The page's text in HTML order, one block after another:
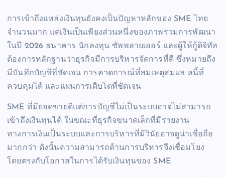
การเข้าถึงแหล่งเงินทุนยังคงเป็นปัญหาหลักของ SME ไทย
จำนวนมาก แต่เงินเป็นเพียงส่วนหนึ่งของภาพรวมการพัฒนา
ในปี 2026 ธนาคาร นักลงทุน ซัพพลายเออร์ และผู้ให้กู้ดิจิทัล
ต้องการหลักฐานว่าธุรกิจมีการบริหารจัดการที่ดี ซึ่งหมายถึง
มีบันทึกบัญชีที่ชัดเจน การคาดการณ์ที่สมเหตุสมผล หนี้ที่
ควบคุมได้ และแผนการเติบโตที่ชัดเจน
SME ที่มียอดขายดีแต่การบัญชีไม่เป็นระบบอาจไม่สามารถ
เข้าถึงเงินทุนได้ ในขณะที่ธุรกิจขนาดเล็กที่มีรายงาน
ทางการเงินเป็นระบบและการบริหารที่มีวินัยอาจดูน่าเชื่อถือ
มากกว่า ดังนั้นความสามารถด้านการบริหารจึงเชื่อมโยง
โดยตรงกับโอกาสในการได้รับเงินทุนของ SME